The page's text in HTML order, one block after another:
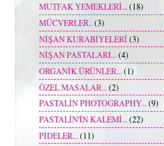
MUTFAK YEMEKLERİ...(18)
MÜCVERLER..(3)
NİŞAN KURABİYELERİ (3)
NİŞAN PASTALARI...(4)
ORGANİK ÜRÜNLER...(1)
ÖZEL MASALAR... (2)
PASTALİN PHOTOGRAPHY...(9)
PASTALİN'İN KALEMİ...(22)
PİDELER...(11)